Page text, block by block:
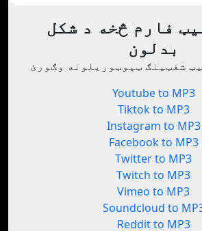
فارم څخه د شکل
بدلون
شفټینګ ټیوټوریلونه وګورئ
Youtube to MP3
Tiktok to MP3
Instagram to MP3
Facebook to MP3
Twitter to MP3
Twitch to MP3
Vimeo to MP3
Soundcloud to
Reddit to MP3